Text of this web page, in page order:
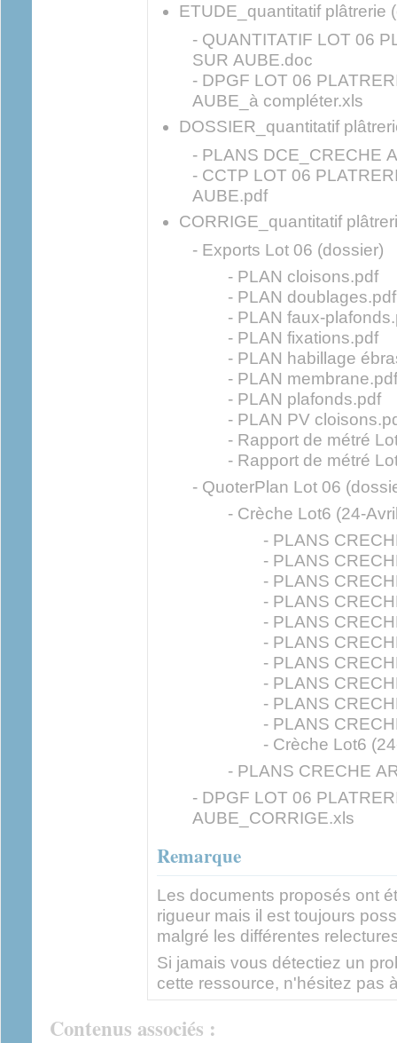
ETUDE_quantitatif plâtrerie
- QUANTITATIF LOT 06
SUR AUBE.doc
- DPGF LOT 06
AUBE_à compléter.xls
DOSSIER_quantitatif
- PLANS DCE_CRECHE
- CCTP LOT 06
AUBE.pdf
CORRIGE_quantitatif
- Exports Lot 06 (dossier)
- PLAN cloisons.pdf
- PLAN doublages.pdf
- PLAN faux-
- PLAN fixations.pdf
- PLAN habillage
- PLAN membrane.pdf
- PLAN plafonds.pdf
- PLAN PV
- Rapport de métré
- Rapport de métré
- QuoterPlan Lot 06
- Crèche Lot6 (24-
- PLANS
- PLANS
- PLANS
- PLANS
- PLANS
- PLANS
- PLANS
- PLANS
- PLANS
- PLANS
- Crèche Lot6
- PLANS CRECHE
- DPGF LOT 06
AUBE_CORRIGE.xls
Remarque
Les documents proposés ont
rigueur mais il est toujours
malgré les différentes
Si jamais vous détectiez un
cette ressource, n'hésitez pas
Contenus associés :